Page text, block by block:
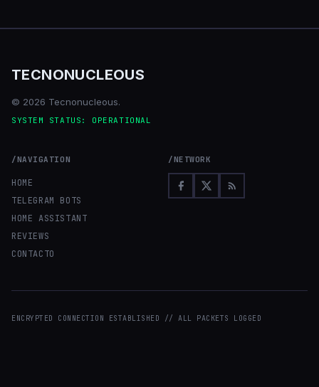
TECNONUCLEOUS
© 2026 Tecnonucleous.
SYSTEM STATUS: OPERATIONAL
/NAVIGATION
HOME
TELEGRAM BOTS
HOME ASSISTANT
REVIEWS
CONTACTO
/NETWORK
ENCRYPTED CONNECTION ESTABLISHED // ALL PACKETS LOGGED